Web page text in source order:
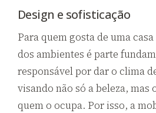
Design e sofisticação
Para quem gosta de uma
dos ambientes é parte
responsável por dar o clima
visando não só a beleza, mas
quem o ocupa. Por isso, a